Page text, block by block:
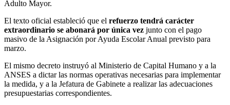
Adulto Mayor.
El texto oficial estableció que el refuerzo tendrá carácter
extraordinario se abonará por única vez junto con el pago
masivo de la Asignación por Ayuda Escolar Anual previsto para
marzo.
El mismo decreto instruyó al Ministerio de Capital Humano y a la
ANSES a dictar las normas operativas necesarias para implementar
la medida, y a la Jefatura de Gabinete a realizar las adecuaciones
presupuestarias correspondientes.